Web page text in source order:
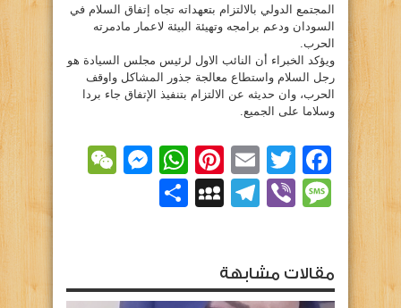
المجتمع الدولي بالالتزام بتعهداته تجاه إتفاق السلام في
السودان ودعم برامجه وتهيئة البيئة لاعمار مادمرته
الحرب.
ويؤكد الخبراء أن النائب الاول لرئيس مجلس السيادة هو
رجل السلام واستطاع معالجة جذور المشاكل واوقف
الحرب، وان حديثه عن الالتزام بتنفيذ الإتفاق جاء بردا
وسلاما على الجميع.
Facebook
Twitter
Email
Pinterest
WhatsApp
Message
Viber
Telegram
MySpace
مقالات مشابهة